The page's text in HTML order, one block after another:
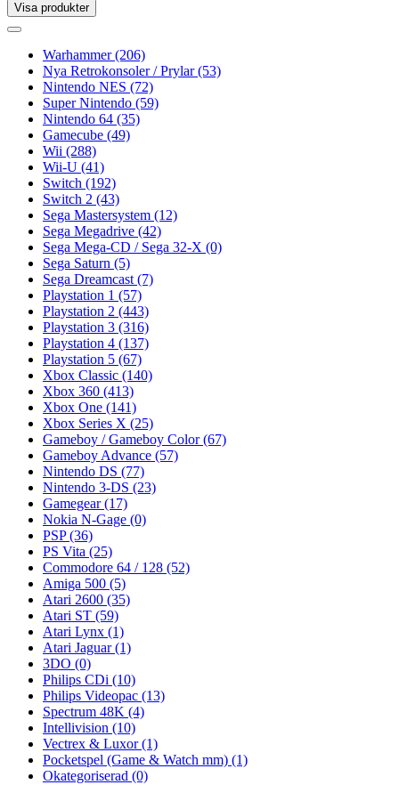
Visa produkter
Toggle
Toggle
navigationWarhammer(206)
Nya Retrokonsoler / Prylar(53)
Nintendo NES (72)
Super Nintendo (59)
Nintendo 64 (35)
Gamecube (49)
Wii (288)
Wii-U (41)
Switch (192)
Switch 2 (43)
Sega Mastersystem (12)
Sega Megadrive (42)
Sega Mega-CD / Sega 32-X (0)
Sega Saturn (5)
Sega Dreamcast (7)
Playstation 1 (57)
Playstation 2 (443)
Playstation 3 (316)
Playstation 4 (137)
Playstation 5 (67)
Xbox Classic (140)
Xbox 360 (413)
Xbox One (141)
Xbox Series X (25)
Gameboy / Gameboy Color(67)
Gameboy Advance (57)
Nintendo DS (77)
Nintendo 3-DS (23)
Gamegear(17)
Nokia N-Gage (0)
PSP(36)
PS Vita (25)
Commodore 64 / 128 (52)
Amiga 500 (5)
Atari 2600 (35)
Atari ST (59)
Atari Lynx (1)
Atari Jaguar(1)
3DO (0)
Philips CDi (10)
Philips Videopac (13)
Spectrum 48K (4)
Intellivision (10)
Vectrex & Luxor(1)
Pocketspel (Game & Watch mm) (1)
Okategoriserad (0)